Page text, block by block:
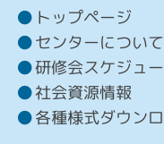
トップページ
センターについて
研修会スケジュ
社会資源情報
各種様式ダウン